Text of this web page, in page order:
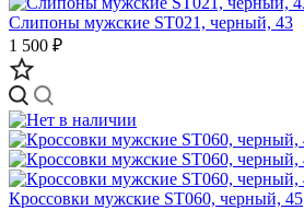
Слипоны мужские ST021, черный, 43
1 500 ₽
Кроссовки мужские ST060, черный, 45